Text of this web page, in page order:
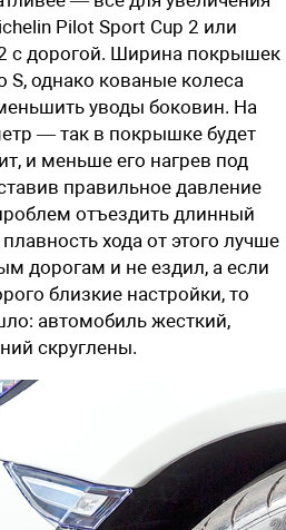
Pilot Sport Cup 2 или
с дорогой. Ширина покрышек
S, однако кованые колеса
уводы боковин. На
— так в покрышке будет
и меньше его нагрев под
правильное давление
отъездить длинный
хода от этого лучше
дорогам и не ездил, а если
близкие настройки, то
автомобиль жесткий,
скруглены.